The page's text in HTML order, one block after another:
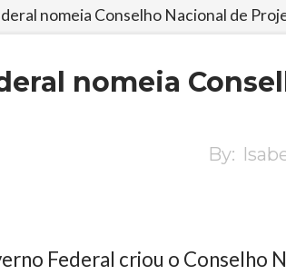
nomeia Conselho Nacional de
nomeia
By:
Federal criou o Conselho